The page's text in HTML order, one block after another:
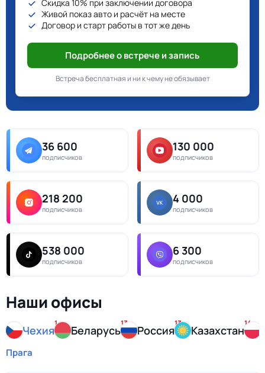
Скидка 10% при заключении договора
Живой показ авто и расчёт на месте
Договор и старт работы в тот же день
Подробнее о встрече и запись
Встреча бесплатная и ни к чему не обязывает
36 600
подписчиков
130 000
подписчиков
218 200
подписчиков
4 000
подписчиков
538 000
подписчиков
6 300
подписчиков
Наши офисы
Чехия
1
Беларусь
13
Россия
13
Казахстан
14
Прага